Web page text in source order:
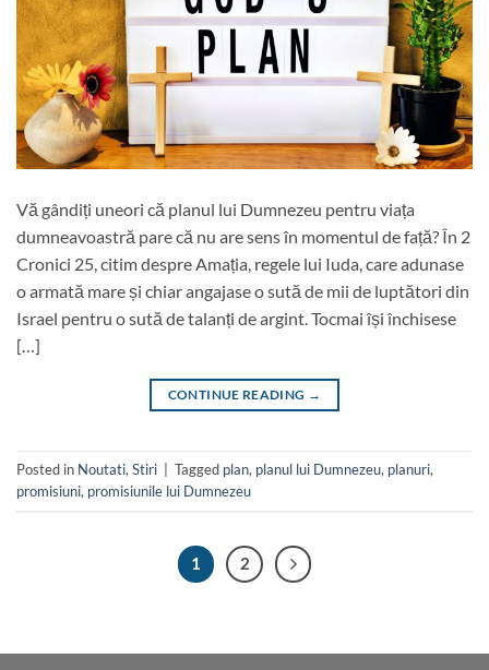
Vă gândiți uneori că planul lui Dumnezeu pentru viața
dumneavoastră pare că nu are sens în momentul de față? În 2
Cronici 25, citim despre Amația, regele lui Iuda, care adunase
o armată mare și chiar angajase o sută de mii de luptători din
Israel pentru o sută de talanți de argint. Tocmai își închisese
[…]
CONTINUE READING →
Posted in Noutati, Stiri Tagged plan, planul lui Dumnezeu, planuri,
promisiuni, promisiunile lui Dumnezeu
1 2